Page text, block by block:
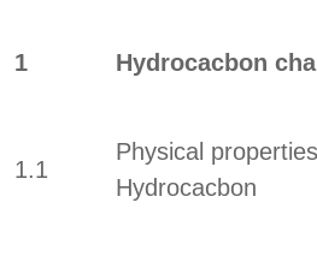
1 Hydrocacbon
1.1
Physical
Hydrocacbon